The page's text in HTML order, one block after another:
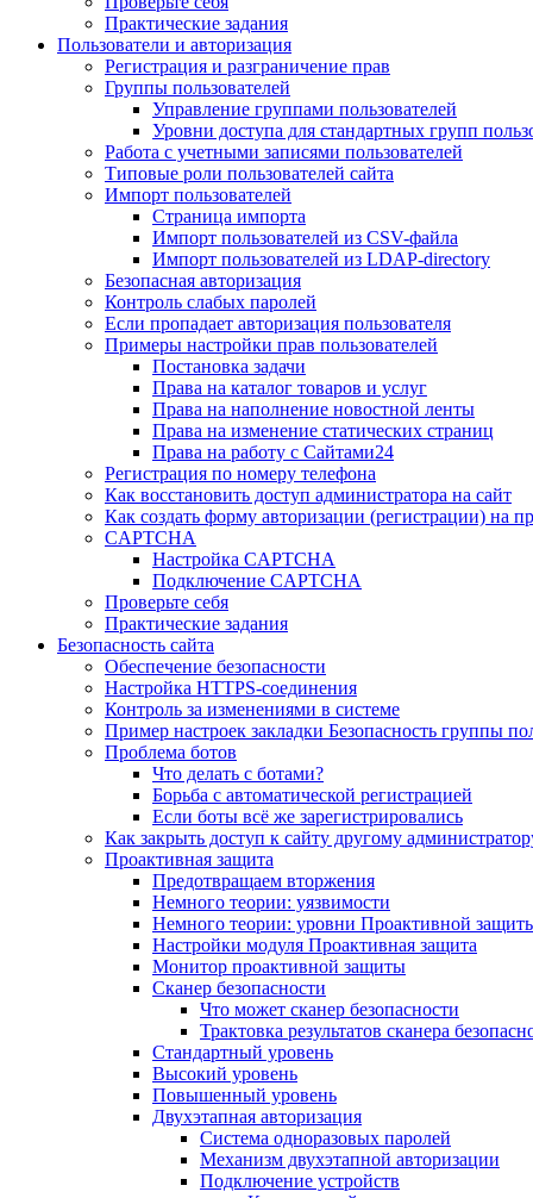
Практические задания
Пользователи и авторизация
Регистрация и разграничение прав
Группы пользователей
Управление группами пользователей
Уровни доступа для стандартных групп
Работа с учетными записями пользователей
Типовые роли пользователей сайта
Импорт пользователей
Страница импорта
Импорт пользователей из CSV-файла
Импорт пользователей из LDAP-directory
Безопасная авторизация
Контроль слабых паролей
Если пропадает авторизация пользователя
Примеры настройки прав пользователей
Постановка задачи
Права на каталог товаров и услуг
Права на наполнение новостной ленты
Права на изменение статических страниц
Права на работу с Сайтами24
Регистрация по номеру телефона
Как восстановить доступ администратора на сайт
Как создать форму авторизации (регистрации) на
CAPTCHA
Настройка CAPTCHA
Подключение CAPTCHA
Проверьте себя
Практические задания
Безопасность сайта
Обеспечение безопасности
Настройка HTTPS-соединения
Контроль за изменениями в системе
Пример настроек закладки Безопасность группы
Проблема ботов
Что делать с ботами?
Борьба с автоматической регистрацией
Если боты всё же зарегистрировались
Как закрыть доступ к сайту другому
Проактивная защита
Предотвращаем вторжения
Немного теории: уязвимости
Немного теории: уровни Проактивной
Настройки модуля Проактивная защита
Монитор проактивной защиты
Сканер безопасности
Что может сканер безопасности
Трактовка результатов сканера
Стандартный уровень
Высокий уровень
Повышенный уровень
Двухэтапная авторизация
Система одноразовых паролей
Механизм двухэтапной авторизации
Подключение устройств